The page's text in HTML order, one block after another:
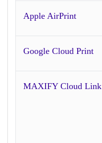
Apple AirPrint
Google Cloud Print
MAXIFY Cloud Link